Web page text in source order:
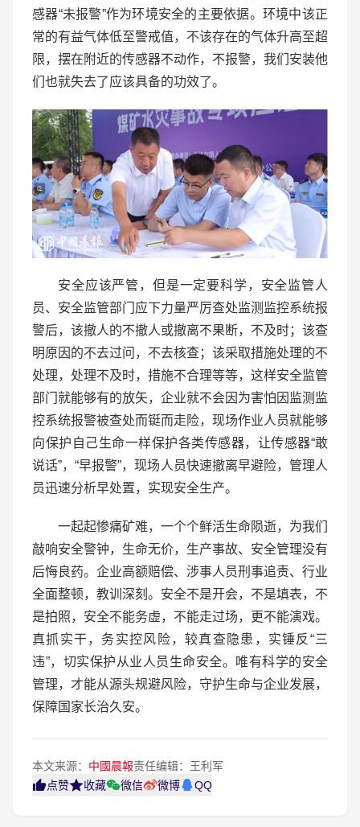
感器“未报警”作为环境安全的主要依据。环境中该正
常的有益气体低至警戒值，不该存在的气体升高至超
限，摆在附近的传感器不动作，不报警，我们安装他
们也就失去了应该具备的功效了。
安全应该严管，但是一定要科学，安全监管人
员、安全监管部门应下力量严厉查处监测监控系统报
警后，该撤人的不撤人或撤离不果断，不及时；该查
明原因的不去过问，不去核查；该采取措施处理的不
处理，处理不及时，措施不合理等等，这样安全监管
部门就能够有的放矢，企业就不会因为害怕因监测监
控系统报警被查处而铤而走险，现场作业人员就能够
向保护自己生命一样保护各类传感器，让传感器“敢
说话”，“早报警”，现场人员快速撤离早避险，管理人
员迅速分析早处置，实现安全生产。
一起起惨痛矿难，一个个鲜活生命陨逝，为我们
敲响安全警钟，生命无价，生产事故、安全管理没有
后悔良药。企业高额赔偿、涉事人员刑事追责、行业
全面整顿，教训深刻。安全不是开会，不是填表，不
是拍照，安全不能务虚，不能走过场，更不能演戏。
真抓实干，务实控风险，较真查隐患，实锤反“三
违”，切实保护从业人员生命安全。唯有科学的安全
管理，才能从源头规避风险，守护生命与企业发展，
保障国家长治久安。
本文来源： 中國晨報责任编辑：王利军
点赞
收藏 微信 微博 QQ